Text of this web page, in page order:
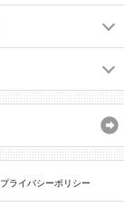
プライバシーポリシー